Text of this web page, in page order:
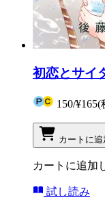
初恋とサイ
150/¥165(
カートに追
カートに追加
試し読み